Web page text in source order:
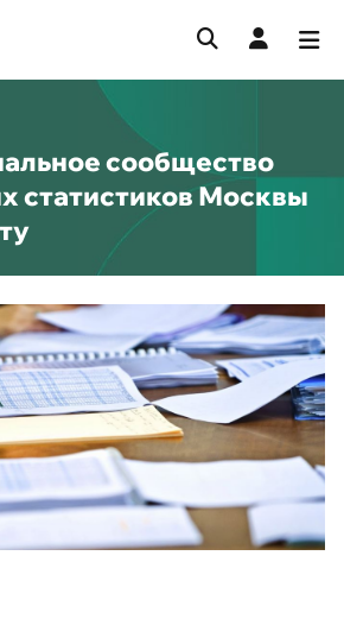
сообщество
статистиков Москвы